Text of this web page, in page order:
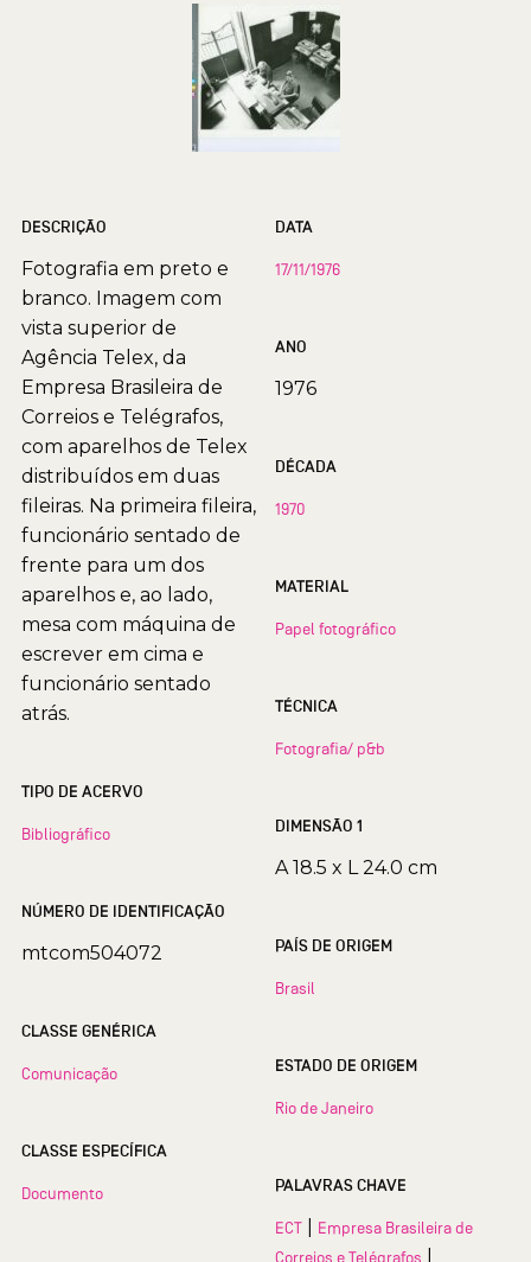
DESCRIÇÃO
Fotografia em preto e
branco. Imagem com
vista superior de
Agência Telex, da
Empresa Brasileira de
Correios e Telégrafos,
com aparelhos de Telex
distribuídos em duas
fileiras. Na primeira fileira,
funcionário sentado de
frente para um dos
aparelhos e, ao lado,
mesa com máquina de
escrever em cima e
funcionário sentado
atrás.
TIPO DE ACERVO
Bibliográfico
NÚMERO DE IDENTIFICAÇÃO
mtcom504072
CLASSE GENÉRICA
Comunicação
CLASSE ESPECÍFICA
Documento
DATA
17/11/1976
ANO
1976
DÉCADA
1970
MATERIAL
Papel fotográfico
TÉCNICA
Fotografia/ p&b
DIMENSÃO 1
A 18.5 x L 24.0 cm
PAÍS DE ORIGEM
Brasil
ESTADO DE ORIGEM
Rio de Janeiro
PALAVRAS CHAVE
ECT
Empresa Brasileira de
Correios e Telégrafos